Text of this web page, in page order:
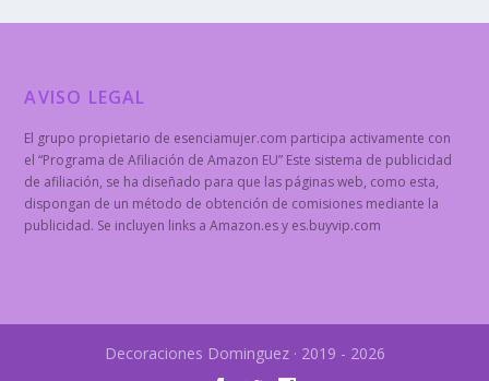
AVISO LEGAL
El grupo propietario de esenciamujer.com participa activamente con
el “Programa de Afiliación de Amazon EU” Este sistema de publicidad
de afiliación, se ha diseñado para que las páginas web, como esta,
dispongan de un método de obtención de comisiones mediante la
publicidad. Se incluyen links a Amazon.es y es.buyvip.com
Decoraciones Dominguez · 2019 - 2026